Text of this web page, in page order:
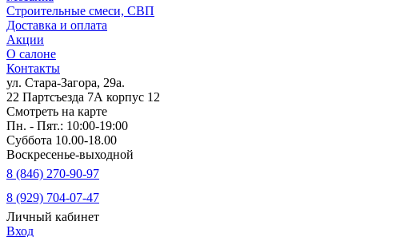
Строительные смеси, СВП
Доставка и оплата
Акции
О салоне
Контакты
ул. Стара-Загора, 29а.
22 Партсъезда 7А корпус 12
Смотреть на карте
Пн. - Пят.: 10:00-19:00
Суббота 10.00-18.00
Воскресенье-выходной
8 (846) 270-90-97
8 (929) 704-07-47
Личный кабинет
Вход